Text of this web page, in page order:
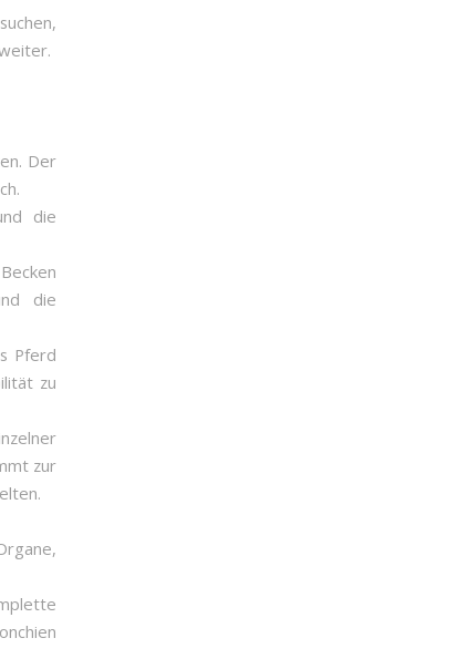
Der
die
die
Pferd
zu
zur